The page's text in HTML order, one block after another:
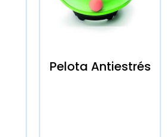
Pelota Antiestrés